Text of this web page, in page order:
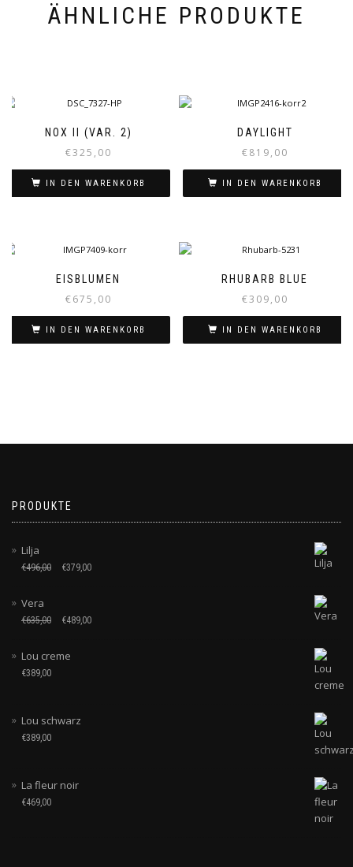
ÄHNLICHE PRODUKTE
NOX II (VAR. 2)
€325,00
IN DEN WARENKORB
DAYLIGHT
€819,00
IN DEN WARENKORB
EISBLUMEN
€675,00
IN DEN WARENKORB
RHUBARB BLUE
€309,00
IN DEN WARENKORB
PRODUKTE
Lilja
€496,00 €379,00
Vera
€635,00 €489,00
Lou creme
€389,00
Lou schwarz
€389,00
La fleur noir
€469,00